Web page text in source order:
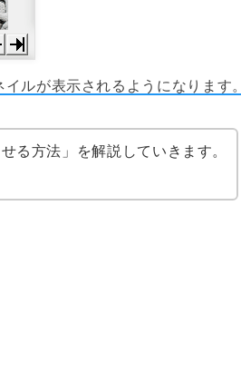
イルが表示されるようになります。
る方法」を解説していきます。